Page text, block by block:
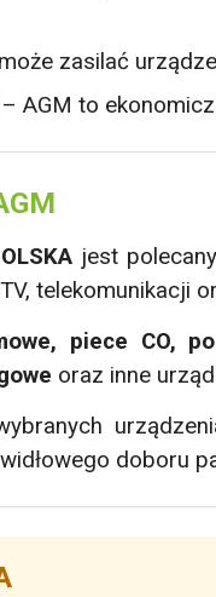
zasilać
– AGM to
jest
telekomunikacji
piece CO,
oraz inne
doboru